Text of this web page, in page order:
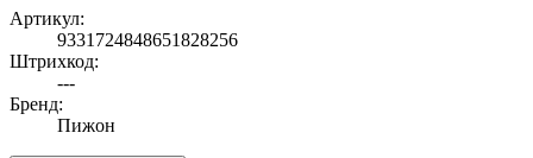
Артикул:
9331724848651828256
Штрихкод:
---
Бренд:
Пижон